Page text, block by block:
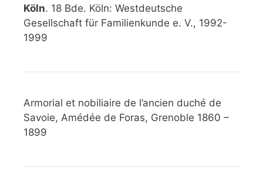
Köln. 18 Bde. Köln: Westdeutsche
Gesellschaft für Familienkunde e. V., 1992-
1999
Armorial et nobiliaire de l’ancien duché de
Savoie, Amédée de Foras, Grenoble 1860 –
1899